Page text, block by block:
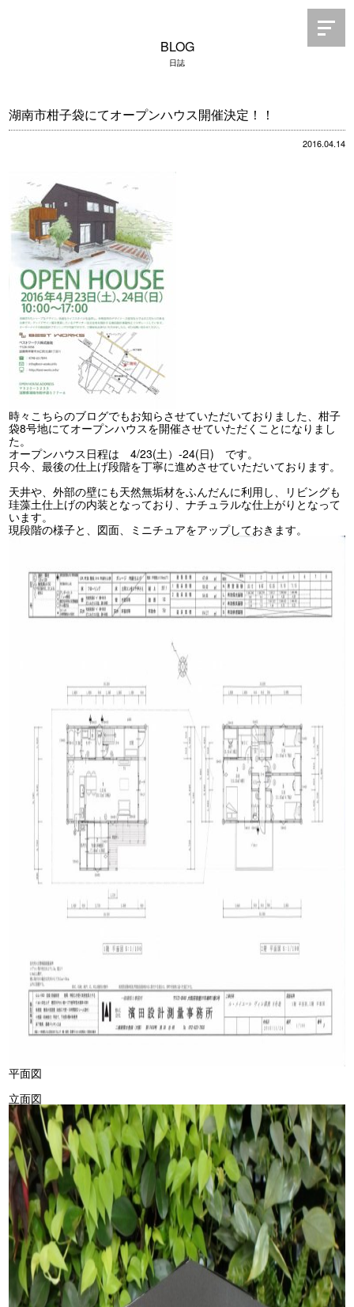
BLOG
日誌
湖南市柑子袋にてオープンハウス開催決定！！
2016.04.14
時々こちらのブログでもお知らさせていただいておりました、柑子
袋8号地にてオープンハウスを開催させていただくことになりまし
た。
オープンハウス日程は 4/23(土）-24(日) です。
只今、最後の仕上げ段階を丁寧に進めさせていただいております。
天井や、外部の壁にも天然無垢材をふんだんに利用し、リビングも
珪藻土仕上げの内装となっており、ナチュラルな仕上がりとなって
います。
現段階の様子と、図面、ミニチュアをアップしておきます。
平面図
立面図